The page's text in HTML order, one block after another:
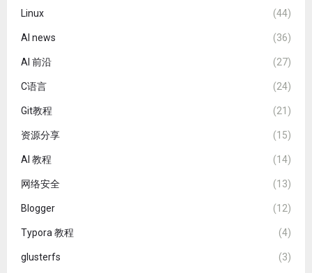
Linux (44)
AI news (36)
AI 前沿 (27)
C语言 (24)
Git教程 (21)
资源分享 (15)
AI 教程 (14)
网络安全 (13)
Blogger (12)
Typora 教程 (4)
glusterfs (3)